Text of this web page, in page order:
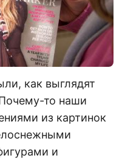
как выглядят
то наши
из картинок
и